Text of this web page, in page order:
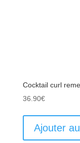
Cocktail curl
36.90€
Ajouter